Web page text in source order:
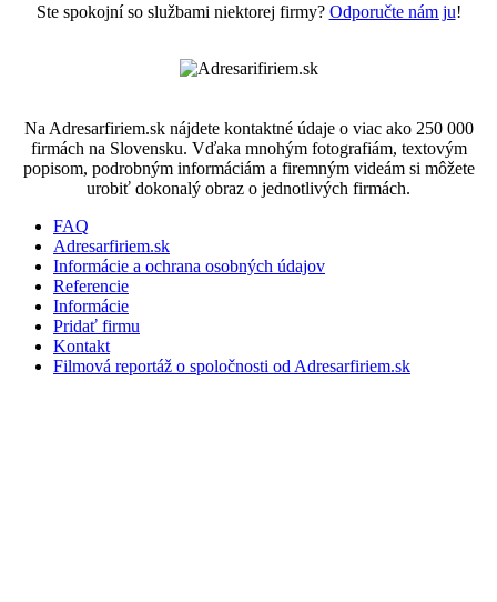
Ste spokojní so službami niektorej firmy? Odporučte nám ju!
Na Adresarfiriem.sk nájdete kontaktné údaje o viac ako 250 000
firmách na Slovensku. Vďaka mnohým fotografiám, textovým
popisom, podrobným informáciám a firemným videám si môžete
urobiť dokonalý obraz o jednotlivých firmách.
FAQ
Adresarfiriem.sk
Informácie a ochrana osobných údajov
Referencie
Informácie
Pridať firmu
Kontakt
Filmová reportáž o spoločnosti od Adresarfiriem.sk